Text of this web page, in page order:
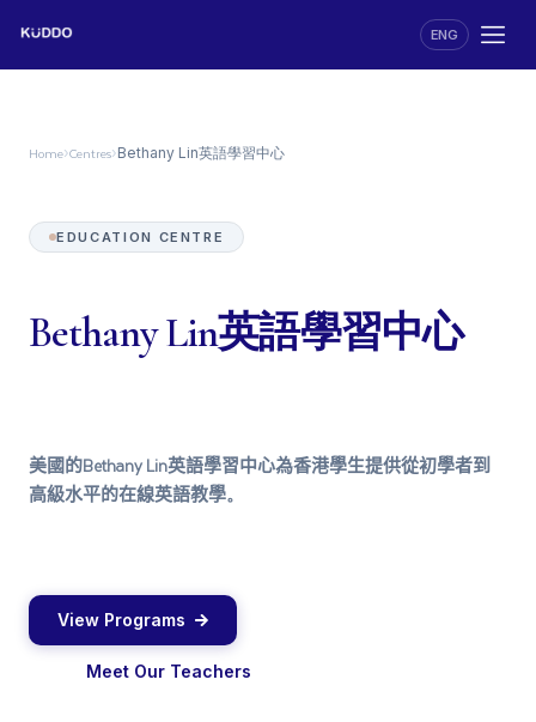
ENG
Home›Centres›Bethany Lin英語學習中心
EDUCATION CENTRE
Bethany Lin英語學習中心
美國的Bethany Lin英語學習中心為香港學生提供從初學者到
高級水平的在線英語教學。
View Programs
Meet Our Teachers